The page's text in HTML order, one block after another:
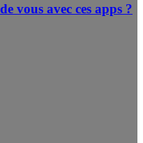
vous avec ces apps ?